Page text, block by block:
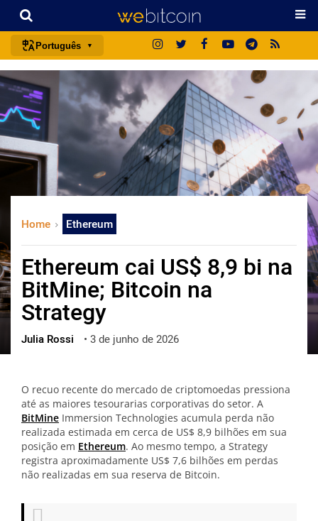
Português
português (BR)
english
français
italiano
deutsch
中文
한국어
العربية
ไทย
ქართული
Home Ethereum
Ethereum cai US$ 8,9 bi na
BitMine; Bitcoin na
Strategy
Julia Rossi • 3 de junho de 2026
O recuo recente do mercado de criptomoedas pressiona
até as maiores tesourarias corporativas do setor. A
BitMine Immersion Technologies acumula perda não
realizada estimada em cerca de US$ 8,9 bilhões em sua
posição em Ethereum. Ao mesmo tempo, a Strategy
registra aproximadamente US$ 7,6 bilhões em perdas
não realizadas em sua reserva de Bitcoin.